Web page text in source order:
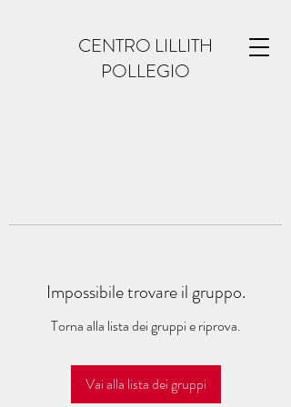
CENTRO LILLITH
POLLEGIO
Impossibile trovare il gruppo.
Torna alla lista dei gruppi e riprova.
Vai alla lista dei gruppi